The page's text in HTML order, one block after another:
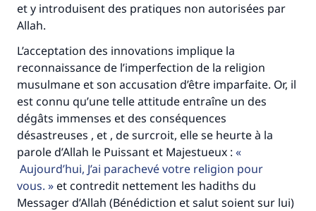
et y introduisent des pratiques non autorisées par
Allah.
L’acceptation des innovations implique la
reconnaissance de l’imperfection de la religion
musulmane et son accusation d’être imparfaite. Or, il
est connu qu’une telle attitude entraîne un des
dégâts immenses et des conséquences
désastreuses , et , de surcroit, elle se heurte à la
parole d’Allah le Puissant et Majestueux :
Aujourd’hui, J’ai parachevé votre religion pour
vous.
et contredit nettement les hadiths du
Messager d’Allah (Bénédiction et salut soient sur lui)